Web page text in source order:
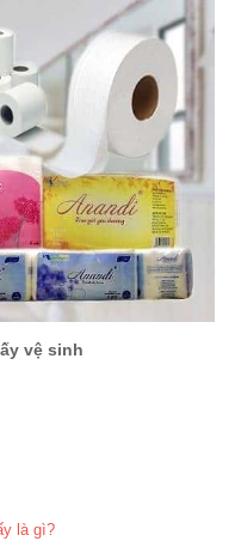
vệ sinh
là gì?